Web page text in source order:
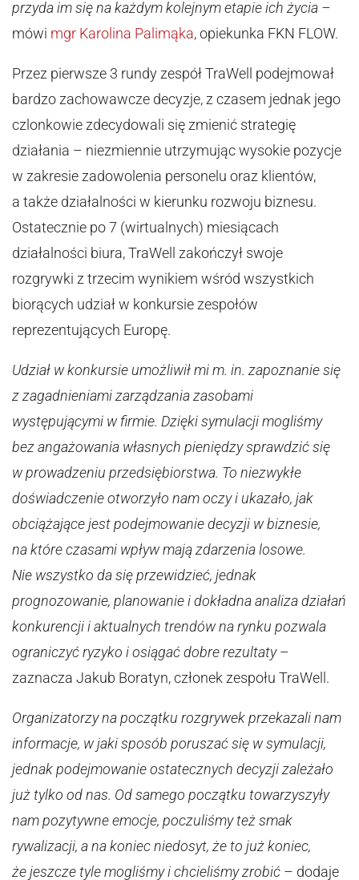
przyda im się na każdym kolejnym etapie ich życia –
mówi mgr Karolina Palimąka, opiekunka FKN FLOW.
Przez pierwsze 3 rundy zespół TraWell podejmował
bardzo zachowawcze decyzje, z czasem jednak jego
czlonkowie zdecydowali się zmienić strategię
działania – niezmiennie utrzymując wysokie pozycje
w zakresie zadowolenia personelu oraz klientów,
a także działalności w kierunku rozwoju biznesu.
Ostatecznie po 7 (wirtualnych) miesiącach
działalności biura, TraWell zakończył swoje
rozgrywki z trzecim wynikiem wśród wszystkich
biorących udział w konkursie zespołów
reprezentujących Europę.
Udział w konkursie umożliwił mi m. in. zapoznanie się
z zagadnieniami zarządzania zasobami
występującymi w firmie. Dzięki symulacji mogliśmy
bez angażowania własnych pieniędzy sprawdzić się
w prowadzeniu przedsiębiorstwa. To niezwykłe
doświadczenie otworzyło nam oczy i ukazało, jak
obciążające jest podejmowanie decyzji w biznesie,
na które czasami wpływ mają zdarzenia losowe.
Nie wszystko da się przewidzieć, jednak
prognozowanie, planowanie i dokładna analiza działań
konkurencji i aktualnych trendów na rynku pozwala
ograniczyć ryzyko i osiągać dobre rezultaty–
zaznacza Jakub Boratyn, członek zespołu TraWell.
Organizatorzy na początku rozgrywek przekazali nam
informacje, w jaki sposób poruszać się w symulacji,
jednak podejmowanie ostatecznych decyzji zależało
już tylko od nas. Od samego początku towarzyszyły
nam pozytywne emocje, poczuliśmy też smak
rywalizacji, a na koniec niedosyt, że to już koniec,
że jeszcze tyle mogliśmy i chcieliśmy zrobić – dodaje